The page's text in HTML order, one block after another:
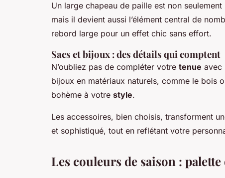
Un large chapeau de paille est non
mais il devient aussi l’élément central de
rebord large pour un effet chic sans effort.
Sacs et bijoux : des détails qui comptent
N’oubliez pas de compléter votre tenue avec
bijoux en matériaux naturels, comme le bois
bohème à votre style.
Les accessoires, bien choisis, transforment
et sophistiqué, tout en reflétant votre
Les couleurs de saison :